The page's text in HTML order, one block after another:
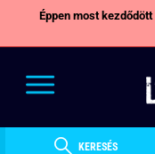
Éppen most
KERESÉS